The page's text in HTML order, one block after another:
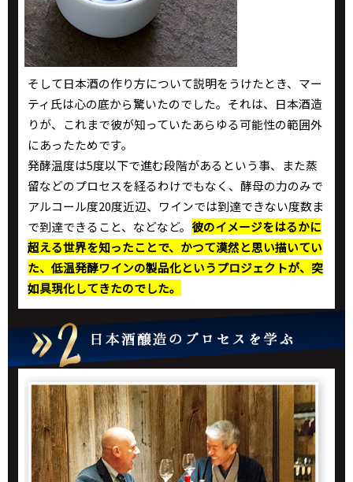
そして日本酒の作り方について説明をうけたとき、マー
ティ氏は心の底から驚いたのでした。それは、日本酒造
りが、これまで彼が知っていたあらゆる可能性の範囲外
にあったためです。
発酵温度は5度以下で進む段階があるという事、また蒸
留などのプロセスを経るわけでもなく、酵母の力のみで
アルコール度20度近辺、ワインでは到達できない度数ま
で到達できること、などなど。 彼のイメージをはるかに
超える世界を知ったことで、かつて漠然と思い描いてい
た、低温発酵ワインの製品化というプロジェクトが、突
如具現化してきたのでした。